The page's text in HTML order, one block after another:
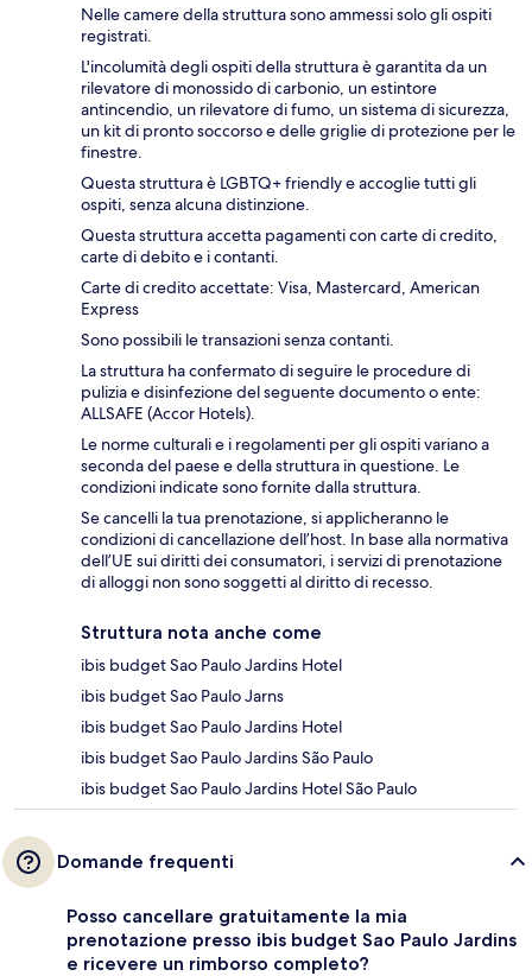
Nelle camere della struttura sono ammessi solo gli ospiti
registrati.
L'incolumità degli ospiti della struttura è garantita da un
rilevatore di monossido di carbonio, un estintore
antincendio, un rilevatore di fumo, un sistema di sicurezza,
un kit di pronto soccorso e delle griglie di protezione per le
finestre.
Questa struttura è LGBTQ+ friendly e accoglie tutti gli
ospiti, senza alcuna distinzione.
Questa struttura accetta pagamenti con carte di credito,
carte di debito e i contanti.
Carte di credito accettate: Visa, Mastercard, American
Express
Sono possibili le transazioni senza contanti.
La struttura ha confermato di seguire le procedure di
pulizia e disinfezione del seguente documento o ente:
ALLSAFE (Accor Hotels).
Le norme culturali e i regolamenti per gli ospiti variano a
seconda del paese e della struttura in questione. Le
condizioni indicate sono fornite dalla struttura.
Se cancelli la tua prenotazione, si applicheranno le
condizioni di cancellazione dell’host. In base alla normativa
dell’UE sui diritti dei consumatori, i servizi di prenotazione
di alloggi non sono soggetti al diritto di recesso.
Struttura nota anche come
ibis budget Sao Paulo Jardins Hotel
ibis budget Sao Paulo Jarns
ibis budget Sao Paulo Jardins Hotel
ibis budget Sao Paulo Jardins São Paulo
ibis budget Sao Paulo Jardins Hotel São Paulo
Domande frequenti
Posso cancellare gratuitamente la mia
prenotazione presso ibis budget Sao Paulo Jardins
e ricevere un rimborso completo?